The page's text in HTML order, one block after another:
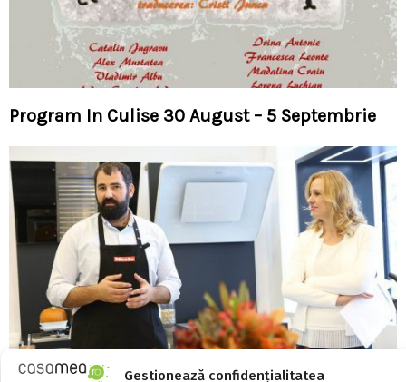
Gestionează confidențialitatea
Program In Culise 30 August – 5 Septembrie